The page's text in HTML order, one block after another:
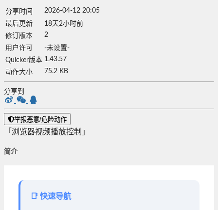
分享时间
2026-04-12 20:05
最后更新
18天2小时前
修订版本
2
用户许可
-未设置-
Quicker版本 1.43.57
动作大小
75.2 KB
分享到
举报恶意/危险动作
「浏览器视频播放控制」
简介
📑 快速导航